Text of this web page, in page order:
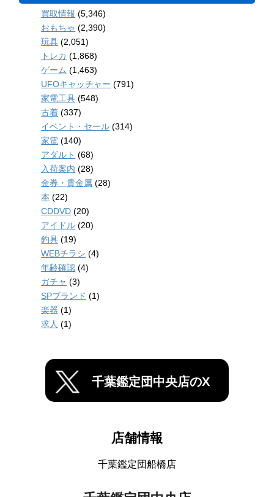
買取情報 (5,346)
おもちゃ (2,390)
玩具 (2,051)
トレカ (1,868)
ゲーム (1,463)
UFOキャッチャー (791)
家電工具 (548)
古着 (337)
イベント・セール (314)
家電 (140)
アダルト (68)
入荷案内 (28)
金券・貴金属 (28)
本 (22)
CDDVD (20)
アイドル (20)
釣具 (19)
WEBチラシ (4)
年齢確認 (4)
ガチャ (3)
SPブランド (1)
楽器 (1)
求人 (1)
千葉鑑定団中央店のX
店舗情報
千葉鑑定団船橋店